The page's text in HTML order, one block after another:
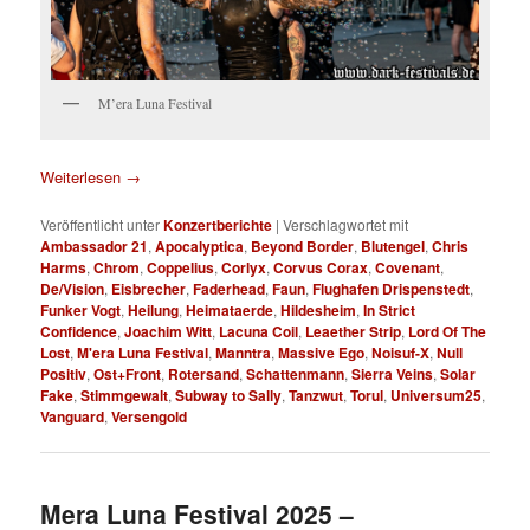
M’era Luna Festival
Weiterlesen →
Veröffentlicht unterKonzertberichte |Verschlagwortet mit
Ambassador 21,Apocalyptica, Beyond Border, Blutengel,Chris
Harms,Chrom,Coppelius,Corlyx,Corvus Corax,Covenant,
De/Vision, Eisbrecher,Faderhead,Faun,Flughafen Drispenstedt,
Funker Vogt,Heilung,Heimataerde,Hildesheim,In Strict
Confidence,Joachim Witt, Lacuna Coil, Leaether Strip, Lord Of The
Lost,M'era Luna Festival,Manntra,Massive Ego,Noisuf-X,Null
Positiv,Ost+Front, Rotersand,Schattenmann,Sierra Veins,Solar
Fake,Stimmgewalt,Subway to Sally,Tanzwut,Torul, Universum25,
Vanguard,Versengold
Mera Luna Festival 2025 –